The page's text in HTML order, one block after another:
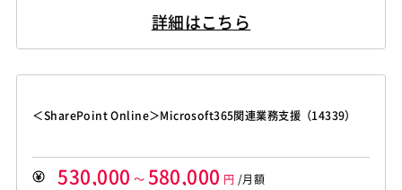
様設計、プロトタイプ実装（ChatGPT/Gemini/Claude等）、PoC
詳細はこちら
＜SharePoint Online＞Microsoft365関連業務支援（14339）
530,000 ～ 580,000 円 /月額